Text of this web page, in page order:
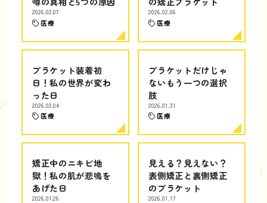
2026.02.07
医療
2026.02.06
医療
ブラケット装着初
日！私の世界が変わ
った日
2026.02.04
医療
ブラケットだけじゃ
ないもう一つの選択
肢
2026.01.31
医療
矯正中のニキビ地
獄！私の肌が悲鳴を
あげた日
2026.01.26
見える？見えない？
表側矯正と裏側矯正
のブラケット
2026.01.17